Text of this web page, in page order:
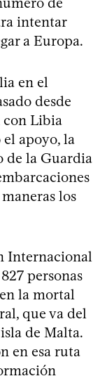
intentar
a Europa.
en el
desde
con Libia
apoyo, la
de la Guardia
los
Internacional
personas
la mortal
que va del
de Malta.
en esa ruta